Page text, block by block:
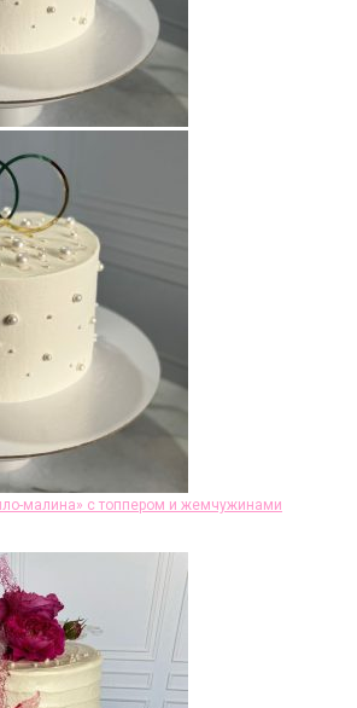
малина» с топпером и жемчужинами